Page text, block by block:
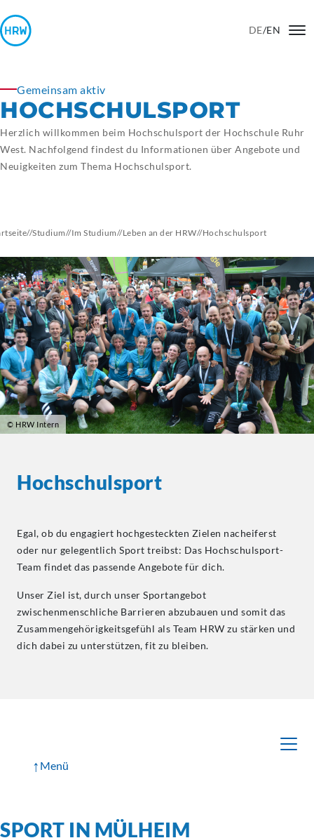
DE/EN
Gemeinsam aktiv
HOCHSCHULSPORT
Herzlich willkommen beim Hochschulsport der Hochschule Ruhr
West. Nachfolgend findest du Informationen über Angebote und
Neuigkeiten zum Thema Hochschulsport.
//Studium//Im Studium//Leben an der HRW//Hochschulsport
© HRW Intern
Hochschulsport
Egal, ob du engagiert hochgesteckten Zielen nacheiferst
oder nur gelegentlich Sport treibst: Das Hochschulsport-
Team findet das passende Angebote für dich.
Unser Ziel ist, durch unser Sportangebot
zwischenmenschliche Barrieren abzubauen und somit das
Zusammengehörigkeitsgefühl als Team HRW zu stärken und
dich dabei zu unterstützen, fit zu bleiben.
↑ Menü
SPORT IN MÜLHEIM